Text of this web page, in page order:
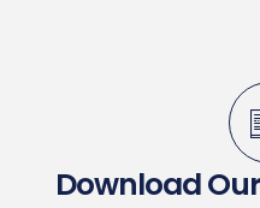
Download